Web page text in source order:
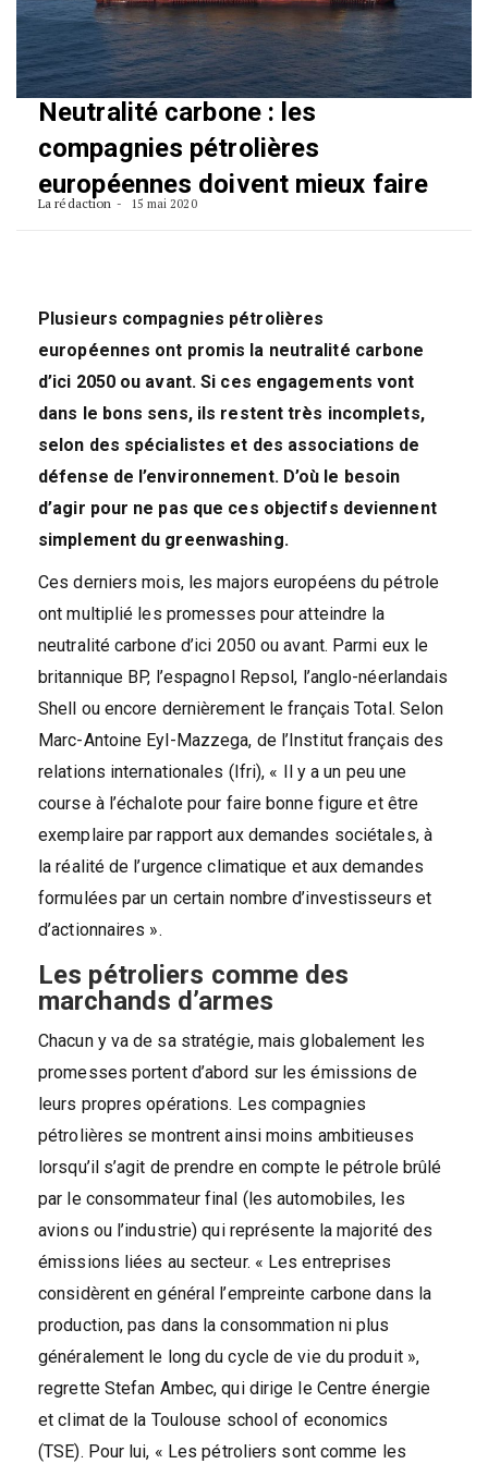
Neutralité carbone : les
compagnies pétrolières
européennes doivent mieux faire
La rédaction 15 mai 2020
Plusieurs compagnies pétrolières
européennes ont promis la neutralité carbone
d’ici 2050 ou avant. Si ces engagements vont
dans le bons sens, ils restent très incomplets,
selon des spécialistes et des associations de
défense de l’environnement. D’où le besoin
d’agir pour ne pas que ces objectifs deviennent
simplement du greenwashing.
Ces derniers mois, les majors européens du pétrole
ont multiplié les promesses pour atteindre la
neutralité carbone d’ici 2050 ou avant. Parmi eux le
britannique BP, l’espagnol Repsol, l’anglo-néerlandais
Shell ou encore dernièrement le français Total. Selon
Marc-Antoine Eyl-Mazzega, de l’Institut français des
relations internationales (Ifri), « Il y a un peu une
course à l’échalote pour faire bonne figure et être
exemplaire par rapport aux demandes sociétales, à
la réalité de l’urgence climatique et aux demandes
formulées par un certain nombre d’investisseurs et
d’actionnaires ».
Les pétroliers comme des
marchands d’armes
Chacun y va de sa stratégie, mais globalement les
promesses portent d’abord sur les émissions de
leurs propres opérations. Les compagnies
pétrolières se montrent ainsi moins ambitieuses
lorsqu’il s’agit de prendre en compte le pétrole brûlé
par le consommateur final (les automobiles, les
avions ou l’industrie) qui représente la majorité des
émissions liées au secteur. « Les entreprises
considèrent en général l’empreinte carbone dans la
production, pas dans la consommation ni plus
généralement le long du cycle de vie du produit »,
regrette Stefan Ambec, qui dirige le Centre énergie
et climat de la Toulouse school of economics
(TSE). Pour lui, « Les pétroliers sont comme les